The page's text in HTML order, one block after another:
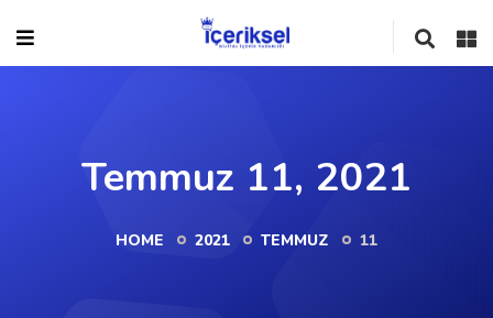
Temmuz 11, 2021
HOME 2021 TEMMUZ 11